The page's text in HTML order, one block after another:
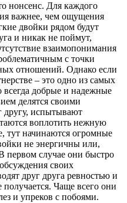
нонсенс. Для каждого
важнее, чем ощущения
двойки рядом будут
и никак не поймут,
взаимопонимания
с точки
отношений. Однако если
– это одно из самых
добрые и надежные
делятся своими
другу, испытывают
воплотить нежную
тут начинаются огромные
не энергичны или,
первом случае они быстро
своих
друг друга ревностью и
Чаще всего они
и упреков с побоями.